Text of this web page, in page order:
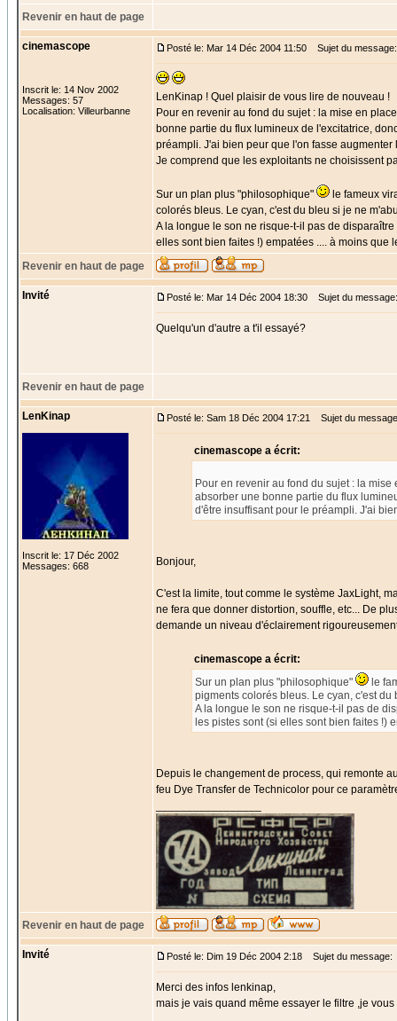
Revenir en haut de page
cinemascope
Inscrit le: 14 Nov 2002
Messages: 57
Localisation: Villeurbanne
Posté le: Mar 14 Déc 2004 11:50 Sujet du message:
LenKinap ! Quel plaisir de vous lire de nouveau !
Pour en revenir au fond du sujet : la mise en
bonne partie du flux lumineux de l'excitatrice,
préampli. J'ai bien peur que l'on fasse augmenter
Je comprend que les exploitants ne choisissent
Sur un plan plus "philosophique"
le fameux
colorés bleus. Le cyan, c'est du bleu si je ne
A la longue le son ne risque-t-il pas de
elles sont bien faites !) empatées .... à moins
Revenir en haut de page
Invité Posté le: Mar 14 Déc 2004 18:30 Sujet du message:
Quelqu'un d'autre a t'il essayé?
Revenir en haut de page
LenKinap
Inscrit le: 17 Déc 2002
Messages: 668
Posté le: Sam 18 Déc 2004 17:21 Sujet du
cinemascope a écrit:
Pour en revenir au fond du sujet : la
absorber une bonne partie du flux
d'être insuffisant pour le préampli. J'ai
Bonjour,
C'est la limite, tout comme le système JaxLight,
ne fera que donner distortion, souffle, etc... De
demande un niveau d'éclairement
cinemascope a écrit:
Sur un plan plus "philosophique"
le
pigments colorés bleus. Le cyan, c'est du
A la longue le son ne risque-t-il pas de
les pistes sont (si elles sont bien faites !)
Depuis le changement de process, qui remonte
feu Dye Transfer de Technicolor pour ce
Revenir en haut de page
Invité Posté le: Dim 19 Déc 2004 2:18 Sujet du message:
Merci des infos lenkinap,
mais je vais quand même essayer le filtre ,je